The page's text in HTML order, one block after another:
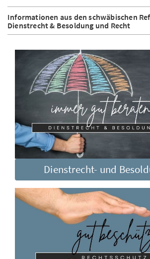
Informationen aus den schwäbischen
Dienstrecht & Besoldung und Recht
Dienstrecht- und